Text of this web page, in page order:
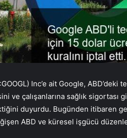
GOOGL) Inc’e ait Google, ABD’deki
ve çalışanlarına sağlık sigortası
duyurdu. Bugünden itibaren
ABD ve küresel işgücü